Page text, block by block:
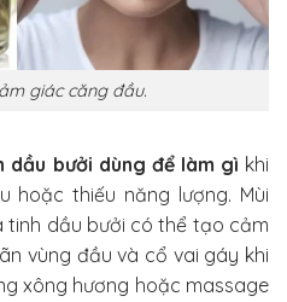
giác căng đầu.
dầu bưởi dùng để làm gì khi
hoặc thiếu năng lượng. Mùi
tinh dầu bưởi có thể tạo cảm
vùng đầu và cổ vai gáy khi
xông hương hoặc massage